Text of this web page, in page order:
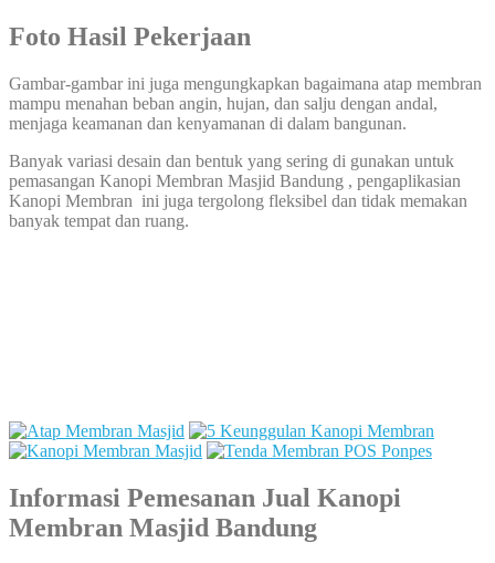
Foto Hasil Pekerjaan
Gambar-gambar ini juga mengungkapkan bagaimana atap membran
mampu menahan beban angin, hujan, dan salju dengan andal,
menjaga keamanan dan kenyamanan di dalam bangunan.
Banyak variasi desain dan bentuk yang sering di gunakan untuk
pemasangan Kanopi Membran Masjid Bandung , pengaplikasian
Kanopi Membran ini juga tergolong fleksibel dan tidak memakan
banyak tempat dan ruang.
Informasi Pemesanan Jual Kanopi
Membran Masjid Bandung